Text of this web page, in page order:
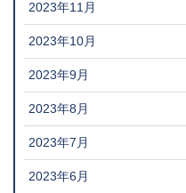
2023年11月
2023年10月
2023年9月
2023年8月
2023年7月
2023年6月